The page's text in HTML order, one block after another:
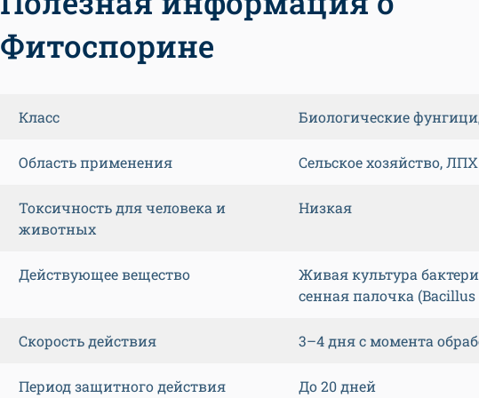
Фитоспорине
Класс Биологические
Область применения Сельское хозяйство, ЛПХ
Токсичность для человека и
животных
Низкая
Действующее вещество
Живая культура
сенная палочка
Скорость действия 3–4 дня с момента
Период защитного действия До 20 дней